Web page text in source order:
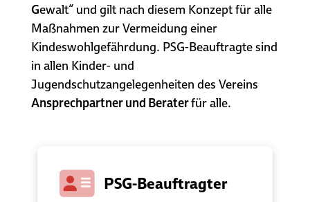
Gewalt“ und gilt nach diesem Konzept für alle
Maßnahmen zur Vermeidung einer
Kindeswohlgefährdung. PSG-Beauftragte sind
in allen Kinder- und
Jugendschutzangelegenheiten des Vereins
Ansprechpartner und Beraterfür alle.
PSG-Beauftragter